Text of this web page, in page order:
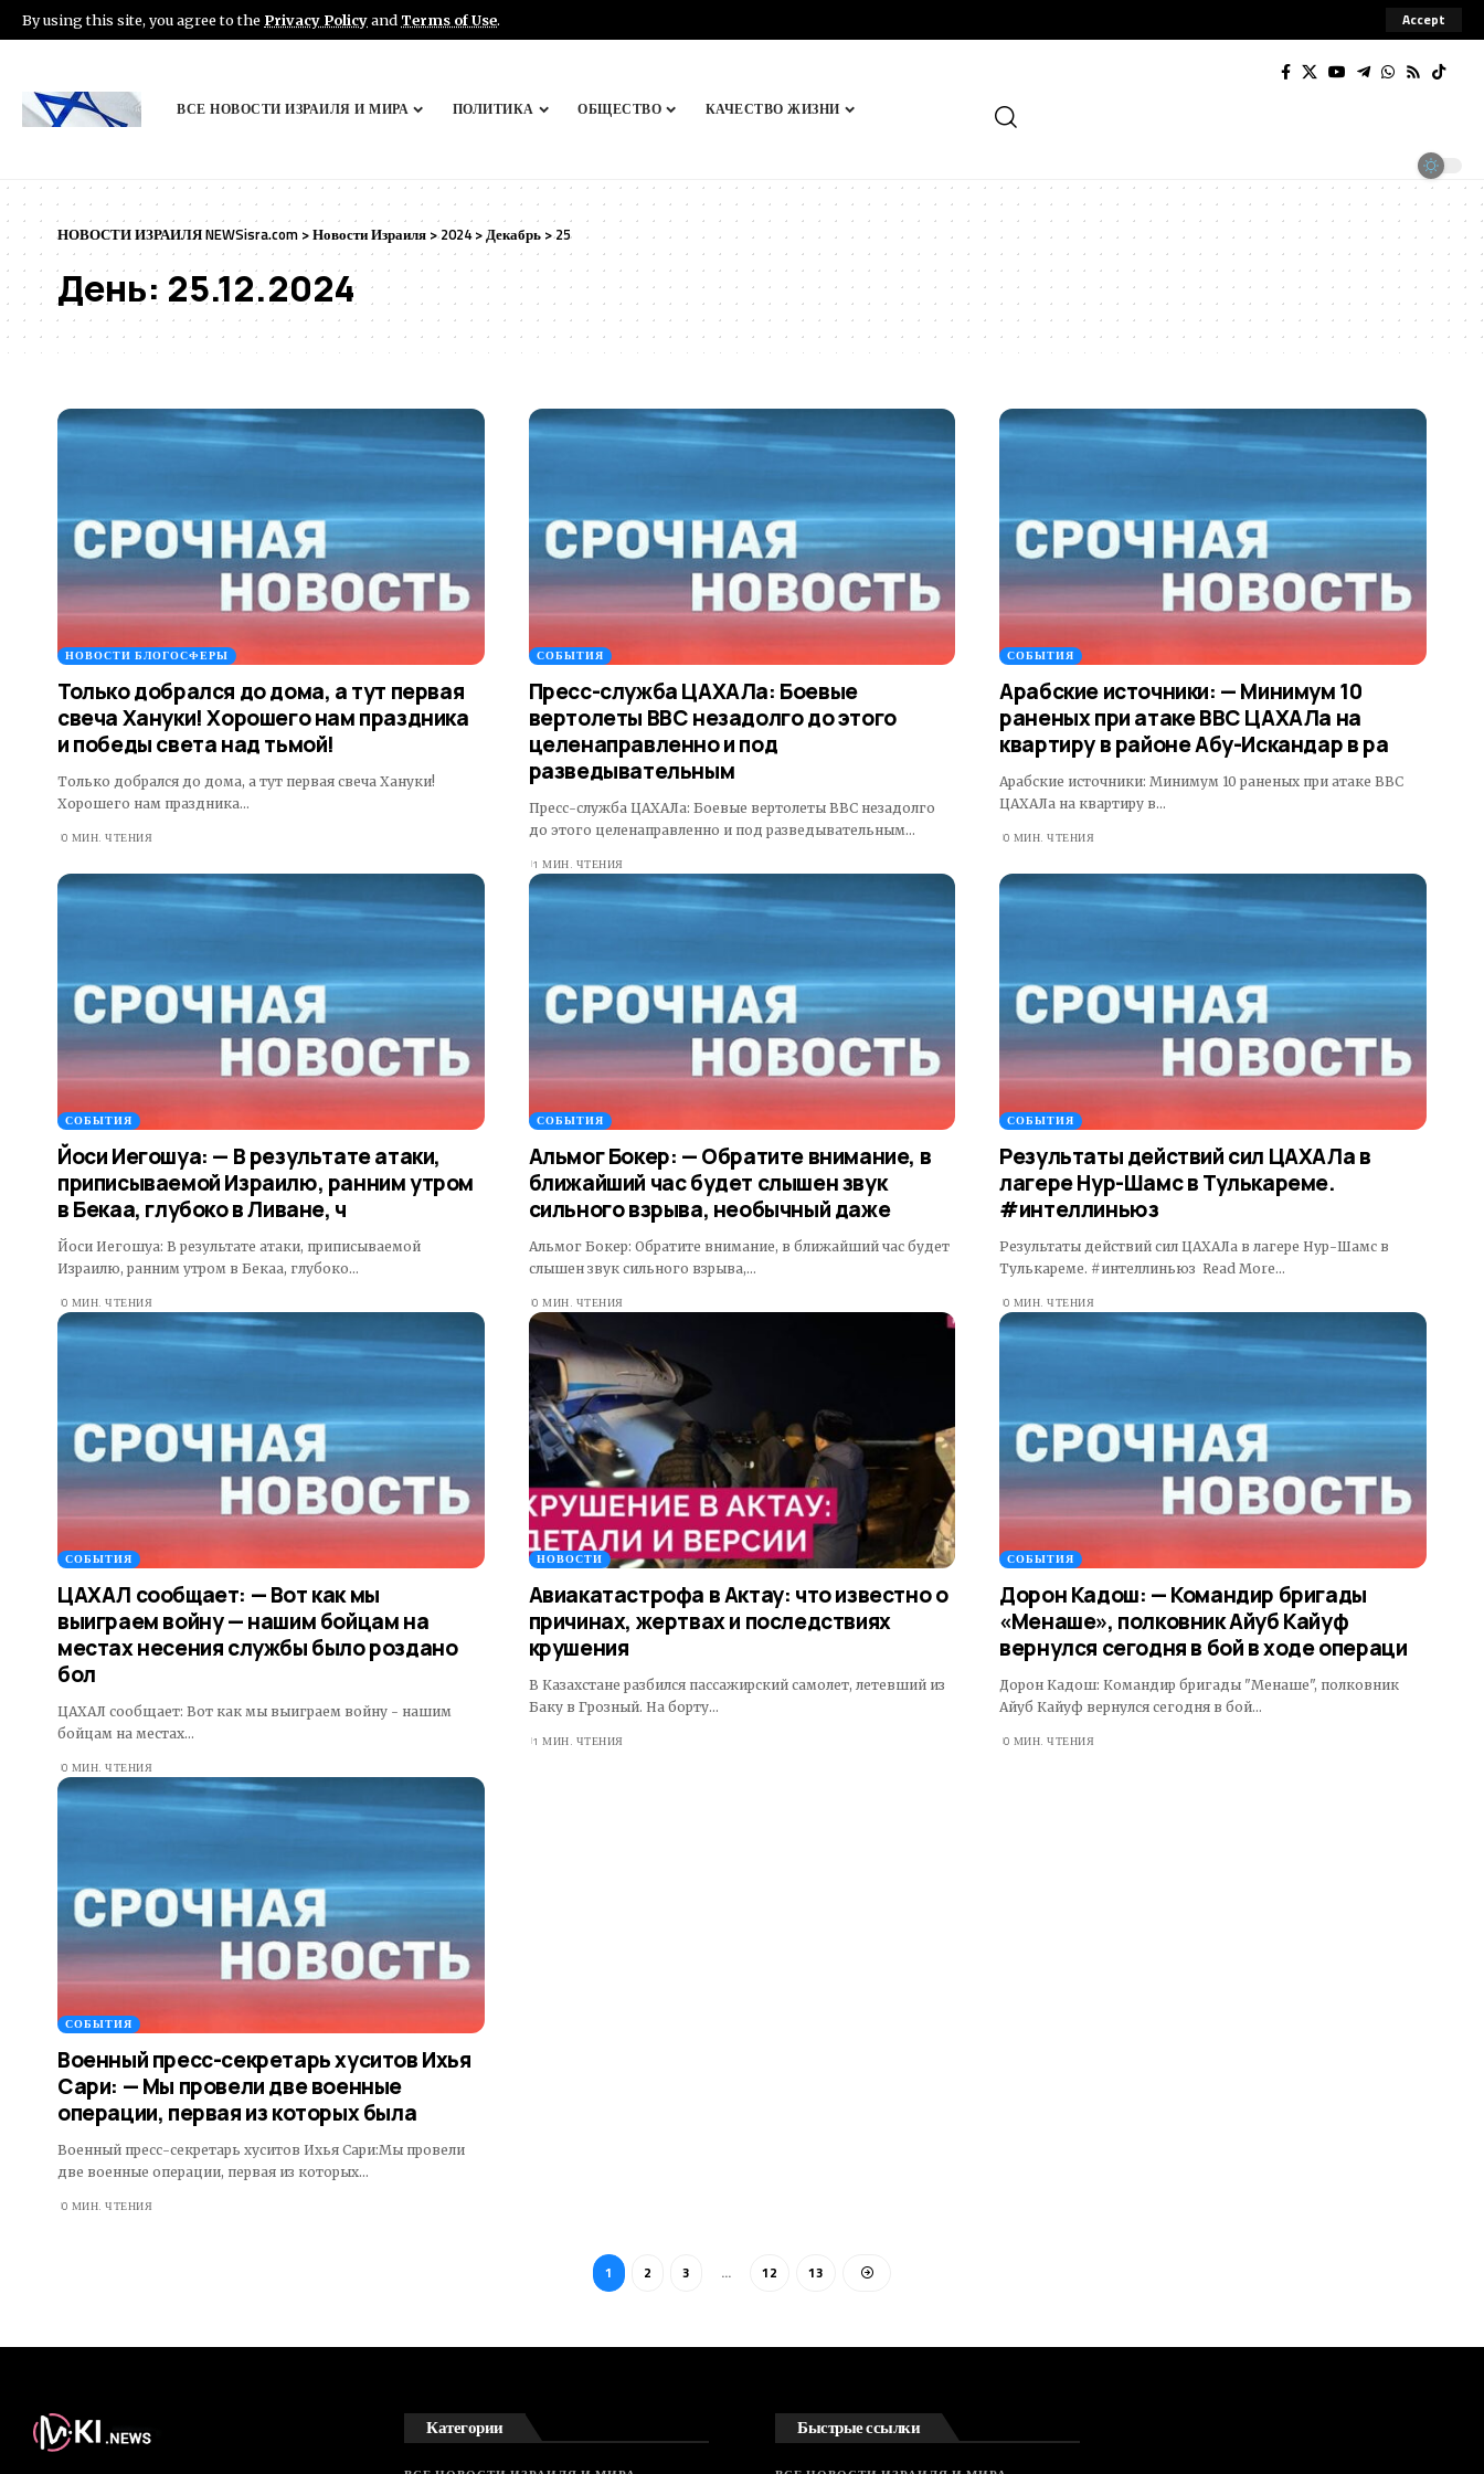
By using this site, you agree to the Privacy Policyand Terms of Use. Accept
ВСЕ НОВОСТИ ИЗРАИЛЯ И МИРА ПОЛИТИКА ОБЩЕСТВО КАЧЕСТВО ЖИЗНИ
НОВОСТИ ИЗРАИЛЯ NEWSisra.com >Новости Израиля >2024>Декабрь >25
День: 25.12.2024
НОВОСТИ БЛОГОСФЕРЫ
Только добрался до дома, а тут первая
свеча Хануки! Хорошего нам праздника
и победы света над тьмой!
Только добрался до дома, а тут первая свеча Хануки!
Хорошего нам праздника…
0 МИН. ЧТЕНИЯ
СОБЫТИЯ
Пресс-служба ЦАХАЛа: Боевые
вертолеты ВВС незадолго до этого
целенаправленно и под
разведывательным
Пресс-служба ЦАХАЛа: Боевые вертолеты ВВС незадолго
до этого целенаправленно и под разведывательным…
1 МИН. ЧТЕНИЯ
СОБЫТИЯ
Арабские источники: — Минимум 10
раненых при атаке ВВС ЦАХАЛа на
квартиру в районе Абу-Искандар в ра
Арабские источники: Минимум 10 раненых при атаке ВВС
ЦАХАЛа на квартиру в…
0 МИН. ЧТЕНИЯ
СОБЫТИЯ
Йоси Иегошуа: — В результате атаки,
приписываемой Израилю, ранним утром
в Бекаа, глубоко в Ливане, ч
Йоси Иегошуа: В результате атаки, приписываемой
Израилю, ранним утром в Бекаа, глубоко…
0 МИН. ЧТЕНИЯ
СОБЫТИЯ
Альмог Бокер: — Обратите внимание, в
ближайший час будет слышен звук
сильного взрыва, необычный даже
Альмог Бокер: Обратите внимание, в ближайший час будет
слышен звук сильного взрыва,…
0 МИН. ЧТЕНИЯ
СОБЫТИЯ
Результаты действий сил ЦАХАЛа в
лагере Нур-Шамс в Тулькареме.
#интеллиньюз
Результаты действий сил ЦАХАЛа в лагере Нур-Шамс в
Тулькареме. #интеллиньюз Read More…
0 МИН. ЧТЕНИЯ
СОБЫТИЯ
ЦАХАЛ сообщает: — Вот как мы
выиграем войну — нашим бойцам на
местах несения службы было роздано
бол
ЦАХАЛ сообщает: Вот как мы выиграем войну - нашим
бойцам на местах…
0 МИН. ЧТЕНИЯ
НОВОСТИ
Авиакатастрофа в Актау: что известно о
причинах, жертвах и последствиях
крушения
В Казахстане разбился пассажирский самолет, летевший из
Баку в Грозный. На борту…
1 МИН. ЧТЕНИЯ
СОБЫТИЯ
Дорон Кадош: — Командир бригады
«Менаше», полковник Айуб Кайуф
вернулся сегодня в бой в ходе операци
Дорон Кадош: Командир бригады "Менаше", полковник
Айуб Кайуф вернулся сегодня в бой…
0 МИН. ЧТЕНИЯ
СОБЫТИЯ
Военный пресс-секретарь хуситов Ихья
Сари: — Мы провели две военные
операции, первая из которых была
Военный пресс-секретарь хуситов Ихья Сари:Мы провели
две военные операции, первая из которых…
0 МИН. ЧТЕНИЯ
1 2 3 … 12 13
Категории Быстрые ссылки